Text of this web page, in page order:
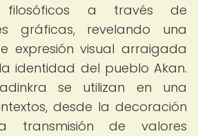
filosóficos a través de
gráficas, revelando una
expresión visual arraigada
identidad del pueblo Akan.
se utilizan en una
desde la decoración
transmisión de valores